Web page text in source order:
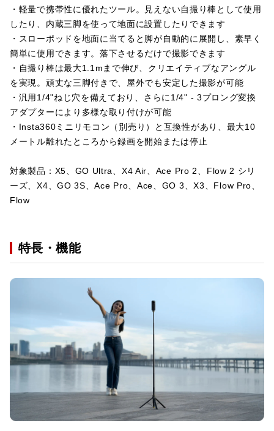
・軽量で携帯性に優れたツール。見えない自撮り棒として使用
したり、内蔵三脚を使って地面に設置したりできます
・スローポッドを地面に当てると脚が自動的に展開し、素早く
簡単に使用できます。落下させるだけで撮影できます
・自撮り棒は最大1.1mまで伸び、クリエイティブなアングル
を実現。頑丈な三脚付きで、屋外でも安定した撮影が可能
・汎用1/4"ねじ穴を備えており、さらに1/4" - 3プロング変換
アダプターにより多様な取り付けが可能
・Insta360ミニリモコン（別売り）と互換性があり、最大10
メートル離れたところから録画を開始または停止
対象製品：X5、GO Ultra、X4 Air、Ace Pro 2、Flow 2 シリ
ーズ、X4、GO 3S、Ace Pro、Ace、GO 3、X3、Flow Pro、
Flow
特長・機能